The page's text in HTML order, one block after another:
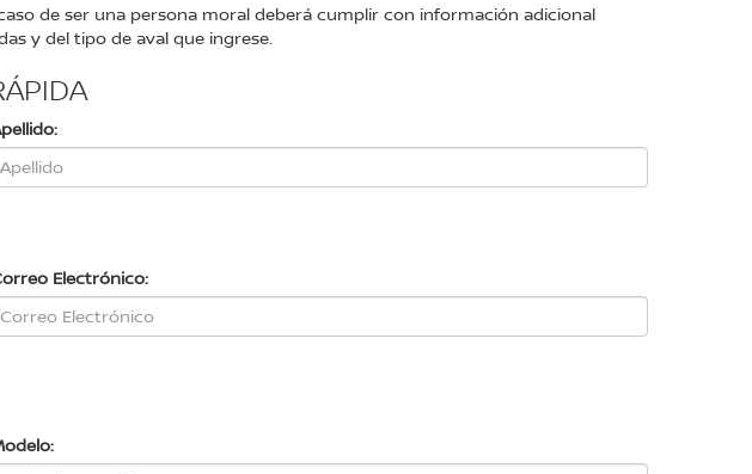
de ser una persona moral deberá cumplir con información adicional
y del tipo de aval que ingrese.
Electrónico: